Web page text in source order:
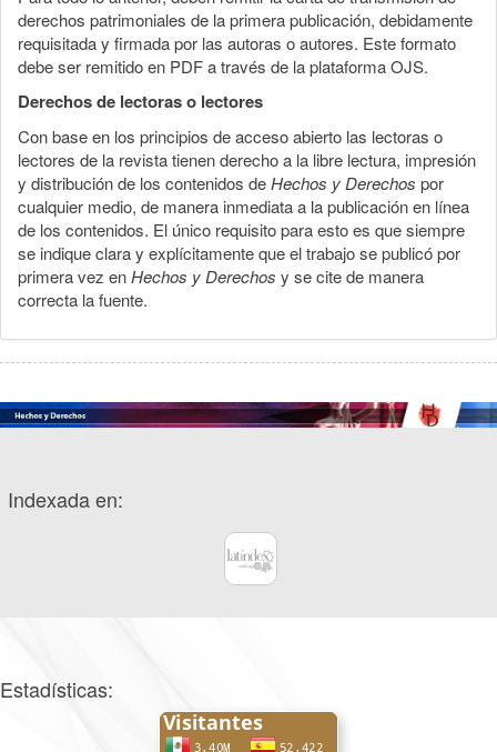
derechos patrimoniales de la primera publicación, debidamente
requisitada y firmada por las autoras o autores. Este formato
debe ser remitido en PDF a través de la plataforma OJS.
Derechos de lectoras o lectores
Con base en los principios de acceso abierto las lectoras o
lectores de la revista tienen derecho a la libre lectura, impresión
y distribución de los contenidos deHechos y Derechos por
cualquier medio, de manera inmediata a la publicación en línea
de los contenidos. El único requisito para esto es que siempre
se indique clara y explícitamente que el trabajo se publicó por
primera vez enHechos y Derechos y se cite de manera
correcta la fuente.
Indexada en:
Estadísticas: